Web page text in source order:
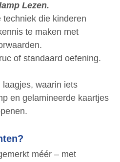
Lezen.
die kinderen
te maken met
of standaard oefening.
waarin iets
en gelamineerde kaartjes
méér – met